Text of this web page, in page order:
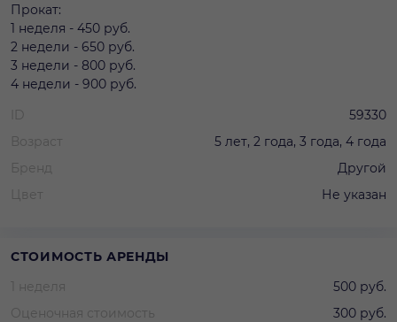
Прокат:
1 неделя - 450 руб.
2 недели - 650 руб.
3 недели - 800 руб.
4 недели - 900 руб.
ID
59330
Возраст
5 лет, 2 года, 3 года, 4 года
Бренд
Другой
Цвет
Не указан
СТОИМОСТЬ АРЕНДЫ
1 неделя
500 руб.
Оценочная стоимость
300 руб.